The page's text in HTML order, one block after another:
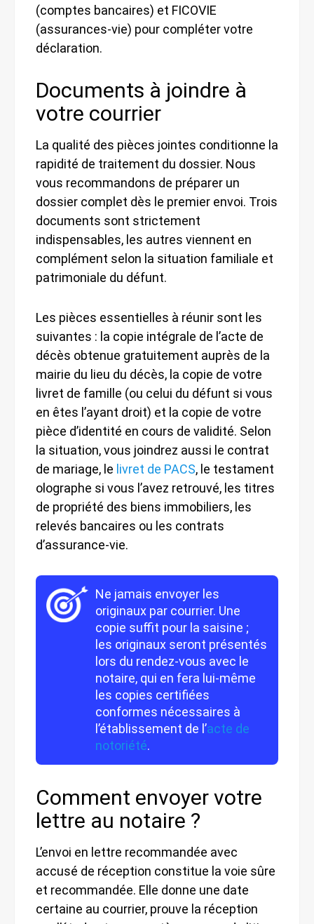
(comptes bancaires) et FICOVIE
(assurances-vie) pour compléter votre
déclaration.
Documents à joindre à
votre courrier
La qualité des pièces jointes conditionne la
rapidité de traitement du dossier. Nous
vous recommandons de préparer un
dossier complet dès le premier envoi. Trois
documents sont strictement
indispensables, les autres viennent en
complément selon la situation familiale et
patrimoniale du défunt.
Les pièces essentielles à réunir sont les
suivantes : la copie intégrale de l’acte de
décès obtenue gratuitement auprès de la
mairie du lieu du décès, la copie de votre
livret de famille (ou celui du défunt si vous
en êtes l’ayant droit) et la copie de votre
pièce d’identité en cours de validité. Selon
la situation, vous joindrez aussi le contrat
de mariage, le livret de PACS, le testament
olographe si vous l’avez retrouvé, les titres
de propriété des biens immobiliers, les
relevés bancaires ou les contrats
d’assurance-vie.
Ne jamais envoyer les
originaux par courrier. Une
copie suffit pour la saisine ;
les originaux seront présentés
lors du rendez-vous avec le
notaire, qui en fera lui-même
les copies certifiées
conformes nécessaires à
l’établissement de l’acte de
notoriété.
Comment envoyer votre
lettre au notaire ?
L’envoi en lettre recommandée avec
accusé de réception constitue la voie sûre
et recommandée. Elle donne une date
certaine au courrier, prouve la réception